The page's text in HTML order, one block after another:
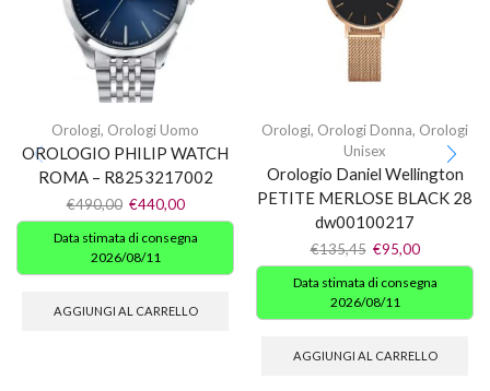
Orologi, Orologi Uomo
OROLOGIO PHILIP WATCH
ROMA – R8253217002
€490,00 €440,00
Data stimata di consegna
2026/08/11
AGGIUNGI AL CARRELLO
Orologi, Orologi Donna, Orologi
Unisex
Orologio Daniel Wellington
PETITE MERLOSE BLACK 28
dw00100217
€135,45 €95,00
Data stimata di consegna
2026/08/11
AGGIUNGI AL CARRELLO